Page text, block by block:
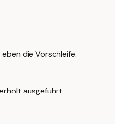
die Vorschleife.
ausgeführt.